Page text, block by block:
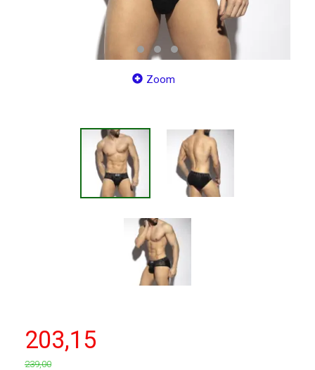
Zoom
203,15
239,00